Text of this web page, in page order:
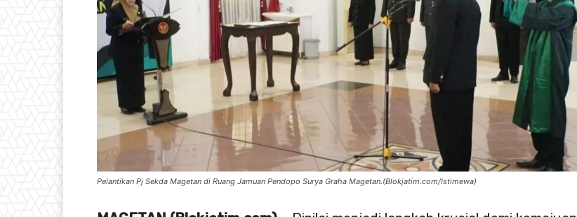
Pelantikan Pj Sekda Magetan di Ruang Jamuan Pendopo Surya Graha Magetan.(Blokjatim.com/Istimewa)